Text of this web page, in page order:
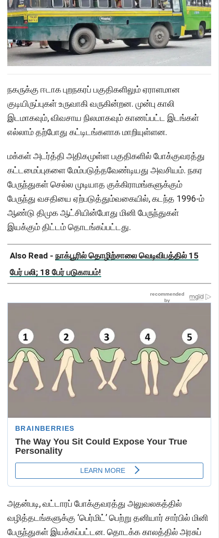
நகருக்கு ஈடாக புறநகரப் பகுதிகளிலும் ஏராளமான
குடியிருப்புகள் உருவாகி வருகின்றன. முன்பு காலி
இடமாகவும், விவசாய நிலமாகவும் காணப்பட்ட இடங்கள்
எல்லாம் தற்போது கட்டிடங்களாக மாறியுள்ளன.
மக்கள் அடர்த்தி அதிகமுள்ள பகுதிகளில் போக்குவரத்து
கட்டமைப்புகளை மேம்படுத்தவேண்டியது அவசியம். நகர
பேருந்துகள் செல்ல முடியாத குக்கிராமங்களுக்கும்
பேருந்து வசதியை ஏற்படுத்தும்வகையில், கடந்த 1996-ம்
ஆண்டு திமுக ஆட்சியின்போது மினி பேருந்துகள்
இயக்கும் திட்டம் தொடங்கப்பட்டது.
Also Read - நாக்பூரில் தொழிற்சாலை வெடிவிபத்தில் 15
பேர் பலி; 18 பேர் படுகாயம்!
அதன்படி, வட்டாரப் போக்குவரத்து அலுவலகத்தில்
வழித்தடங்களுக்கு ‘பெர்மிட்’ பெற்று தனியார் சார்பில் மினி
பேருந்துகள் இயக்கப்பட்டன. தொடக்க காலத்தில் அரசுப்